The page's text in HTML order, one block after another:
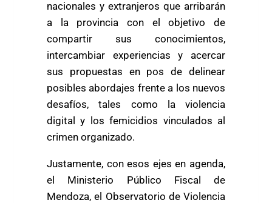
nacionales y extranjeros que arribarán
a la provincia con el objetivo de
compartir sus conocimientos,
intercambiar experiencias y acercar
sus propuestas en pos de delinear
posibles abordajes frente a los nuevos
desafíos, tales como la violencia
digital y los femicidios vinculados al
crimen organizado.
Justamente, con esos ejes en agenda,
el Ministerio Público Fiscal de
Mendoza, el Observatorio de Violencia